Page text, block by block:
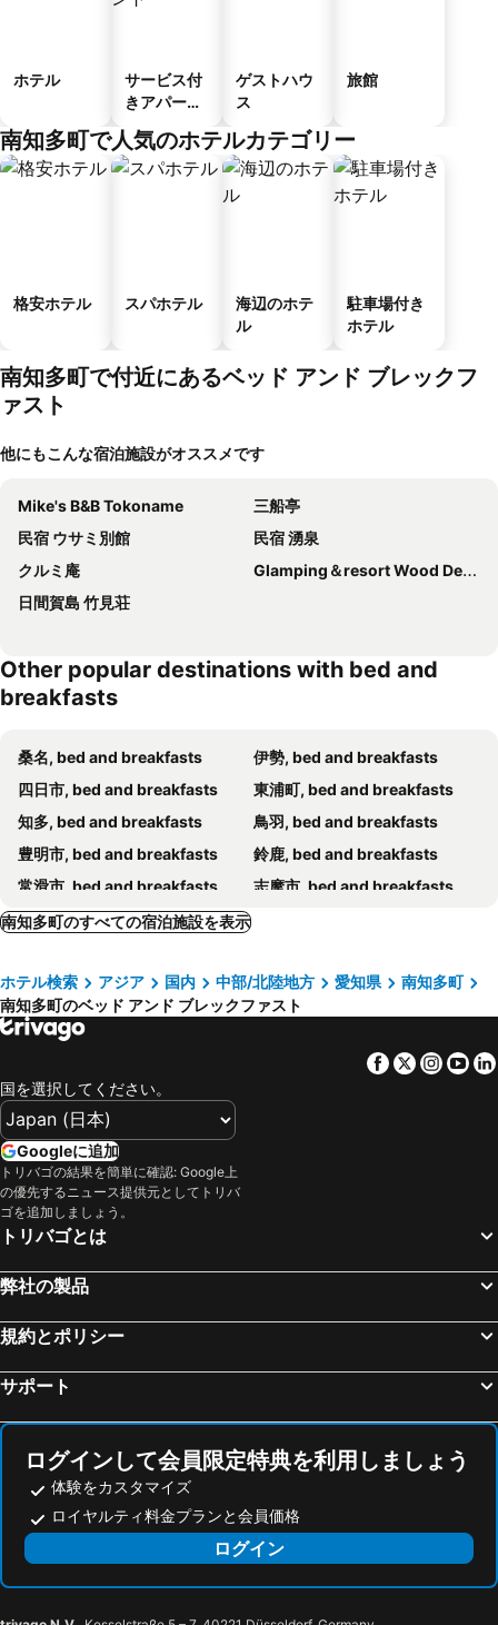
ホテル
サービス付
きアパート
ゲストハウ
ス
旅館
南知多町で人気のホテルカテゴリー
格安ホテル スパホテル
海辺のホテ
ル
駐車場付き
ホテル
南知多町で付近にあるベッド アンド ブレックフ
ァスト
他にもこんな宿泊施設がオススメです
Mike's B&B Tokoname
三船亭
民宿 ウサミ別館
民宿 湧泉
クルミ庵
Glamping＆resort Wood Design Park Noma
日間賀島 竹見荘
Other popular destinations with bed and
breakfasts
桑名, bed and breakfasts
伊勢, bed and breakfasts
四日市, bed and breakfasts
東浦町, bed and breakfasts
知多, bed and breakfasts
鳥羽, bed and breakfasts
豊明市, bed and breakfasts
鈴鹿, bed and breakfasts
常滑市, bed and breakfasts
志摩市, bed and breakfasts
岡崎, bed and breakfasts
南知多町のすべての宿泊施設を表示
ホテル検索 アジア 国内 中部/北陸地方 愛知県
南知多町
南知多町のベッド アンド ブレックファスト
Facebook
Twitter
国を選択してください。
Googleに追加
トリバゴの結果を簡単に確認: Google上
の優先するニュース提供元としてトリバ
ゴを追加しましょう。
トリバゴとは
弊社の製品
規約とポリシー
サポート
ログインして会員限定特典を利用しましょう
体験をカスタマイズ
ロイヤルティ料金プランと会員価格
ログイン